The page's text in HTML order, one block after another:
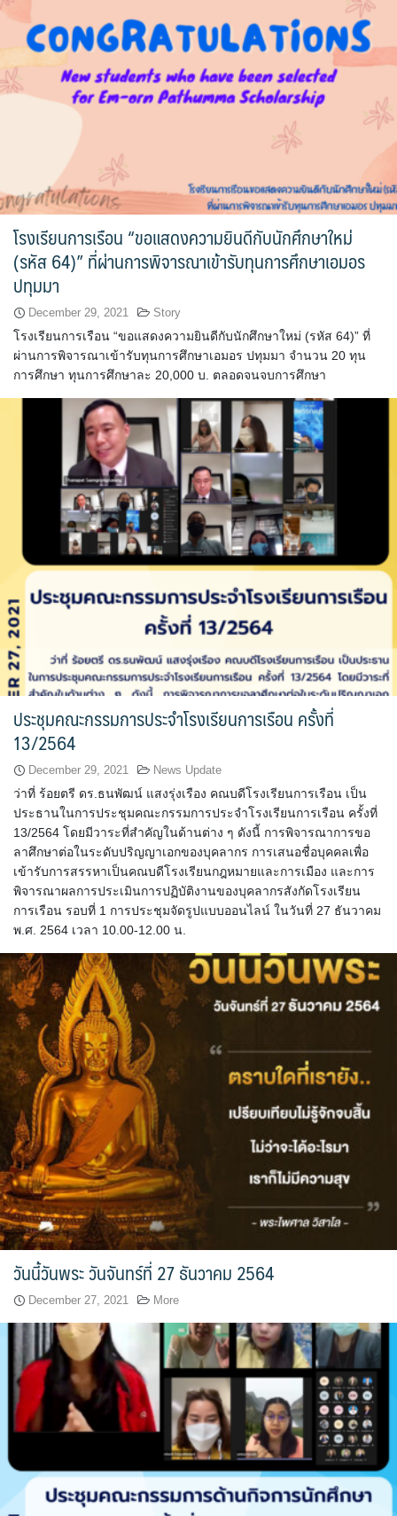
โรงเรียนการเรือน “ขอแสดงความยินดีกับนักศึกษาใหม่
(รหัส 64)” ที่ผ่านการพิจารณาเข้ารับทุนการศึกษาเอมอร
ปทุมมา
December 29, 2021 Story
โรงเรียนการเรือน “ขอแสดงความยินดีกับนักศึกษาใหม่ (รหัส 64)” ที่
ผ่านการพิจารณาเข้ารับทุนการศึกษาเอมอร ปทุมมา จำนวน 20 ทุน
การศึกษา ทุนการศึกษาละ 20,000 บ. ตลอดจนจบการศึกษา
ประชุมคณะกรรมการประจำโรงเรียนการเรือน ครั้งที่
13/2564
December 29, 2021 News Update
ว่าที่ ร้อยตรี ดร.ธนพัฒน์ แสงรุ่งเรือง คณบดีโรงเรียนการเรือน เป็น
ประธานในการประชุมคณะกรรมการประจำโรงเรียนการเรือน ครั้งที่
13/2564 โดยมีวาระที่สำคัญในด้านต่าง ๆ ดังนี้ การพิจารณาการขอ
ลาศึกษาต่อในระดับปริญญาเอกของบุคลากร การเสนอชื่อบุคคลเพื่อ
เข้ารับการสรรหาเป็นคณบดีโรงเรียนกฎหมายและการเมือง และการ
พิจารณาผลการประเมินการปฏิบัติงานของบุคลากรสังกัดโรงเรียน
การเรือน รอบที่ 1 การประชุมจัดรูปแบบออนไลน์ ในวันที่ 27 ธันวาคม
พ.ศ. 2564 เวลา 10.00-12.00 น.
วันนี้วันพระ วันจันทร์ที่ 27 ธันวาคม 2564
December 27, 2021 More